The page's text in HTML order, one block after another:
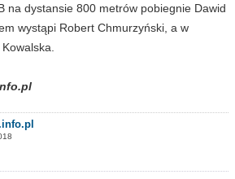
na dystansie 800 metrów pobiegnie Dawid
wystąpi Robert Chmurzyński, a w